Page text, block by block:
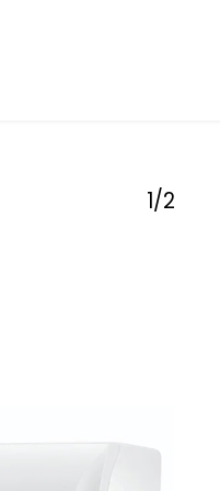
1/2